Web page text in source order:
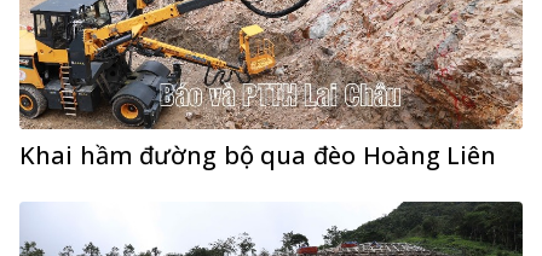
Khai hầm đường bộ qua đèo Hoàng Liên